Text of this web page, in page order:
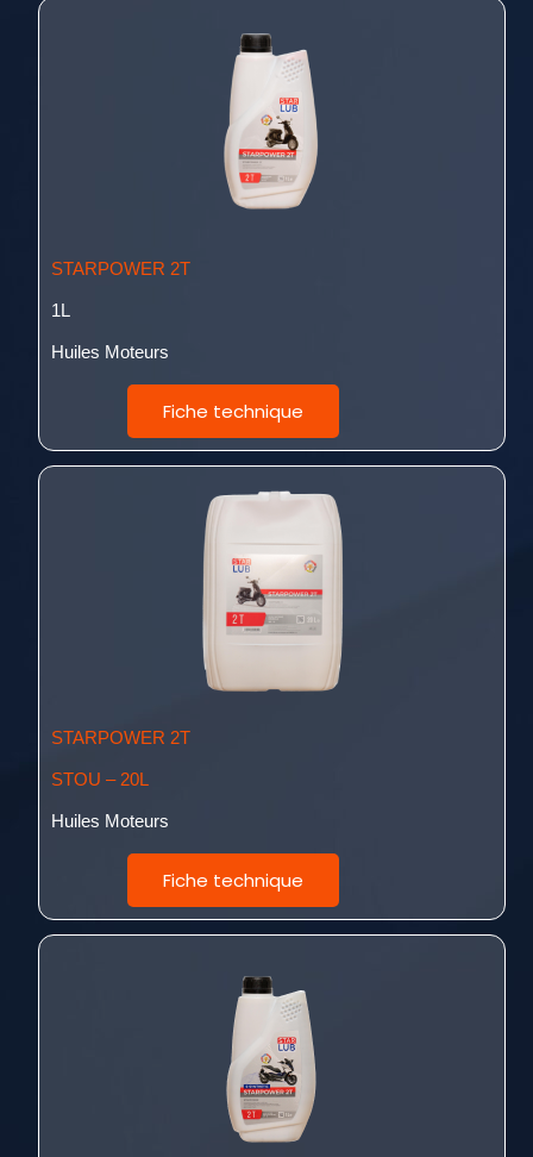
STARPOWER 2T
1L
Huiles Moteurs
Fiche technique
STARPOWER 2T
STOU – 20L
Huiles Moteurs
Fiche technique